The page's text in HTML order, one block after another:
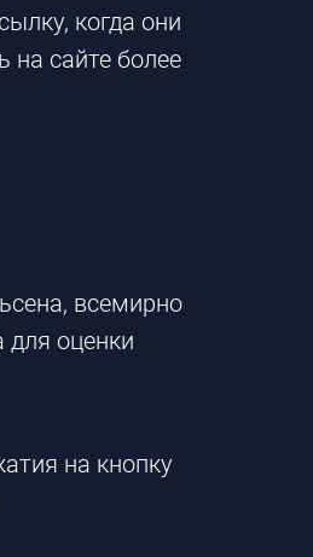
когда они
на сайте более
всемирно
для оценки
на кнопку